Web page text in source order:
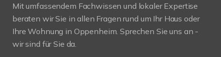
Mit umfassendem Fachwissen und lokaler Expertise
beraten wir Sie in allen Fragen rund um Ihr Haus oder
Ihre Wohnung in Oppenheim. Sprechen Sie uns an -
wir sind für Sie da.